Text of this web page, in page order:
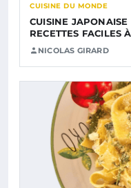
CUISINE DU MONDE
CUISINE JAPONAISE
RECETTES FACILES
NICOLAS GIRARD